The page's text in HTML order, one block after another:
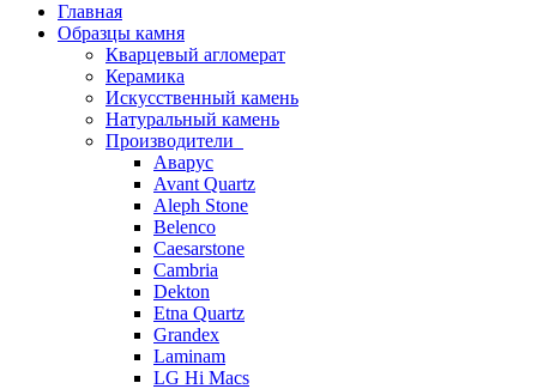
Главная
Образцы камня
Кварцевый агломерат
Керамика
Искусственный камень
Натуральный камень
Производители
Аварус
Avant Quartz
Aleph Stone
Belenco
Caesarstone
Cambria
Dekton
Etna Quartz
Grandex
Laminam
LG Hi Macs